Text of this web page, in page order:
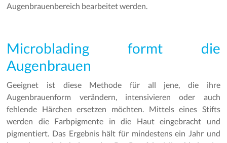
Augenbrauenbereich bearbeitet werden.
Microblading formt die
Augenbrauen
Geeignet ist diese Methode für all jene, die ihre
Augenbrauenform verändern, intensivieren oder auch
fehlende Härchen ersetzen möchten. Mittels eines Stifts
werden die Farbpigmente in die Haut eingebracht und
pigmentiert. Das Ergebnis hält für mindestens ein Jahr und